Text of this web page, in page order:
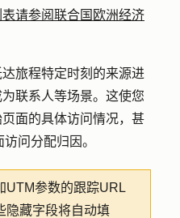
请参阅联合国欧洲经济
旅程特定时刻的来源进
联系人等场景。这使您
面的具体访问情况，甚
问分配归因。
UTM参数的跟踪URL
隐藏字段将自动填